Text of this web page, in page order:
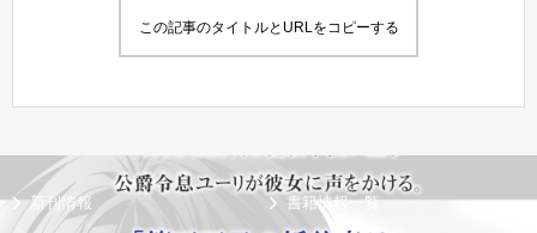
この記事のタイトルとURLをコピーする
新刊情報 書籍情報一覧